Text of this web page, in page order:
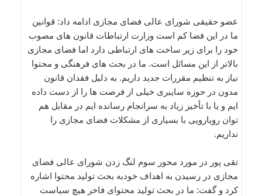
عضو حقیقی شورای عالی فضای مجازی ادامه داد: قوانین
ما در این فضا کم است وزارت ارتباطات قانون های مصوب
خود را برای زیر ساخت های ارتباطی دارد اما فضای مجازی
بالاتر از این مسائل است. ما در بحث های فرهنگی و محتوا
نیاز به تنظیم مقررات جدید داریم. به دلیل فقدان قانون
مدون در حوزه سایبری خیلی از فرصت ها را از دست داده
ایم و یا با تأخیر زیاد به سرانجام رسانده ایم در مقابل هم
توان رویارویی با بسیاری از مشکلات فضای مجازی را
نداریم.
تقی پور در مورد محور سوم لنگ زدن شورای عالی فضای
مجازی در رسیدن به اهداف خودبه بحث تولید محتوا اشاره
کرد و گفت: ما در بحث تولید محتوای فاخر هیچ سیاست